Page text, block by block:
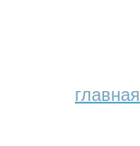
главная